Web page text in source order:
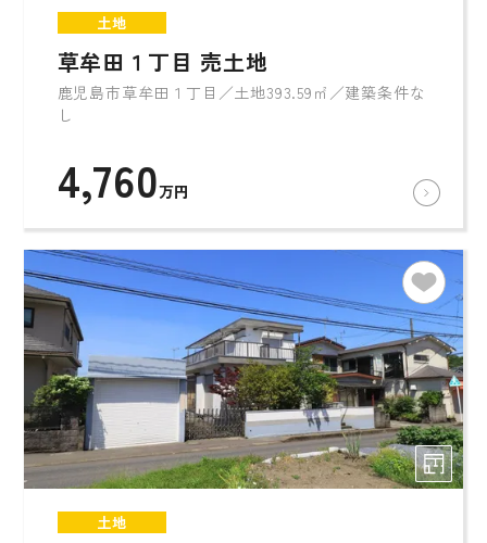
土地
草牟田１丁目 売土地
鹿児島市草牟田１丁目／土地393.59㎡／建築条件な
し
4,760万円
土地